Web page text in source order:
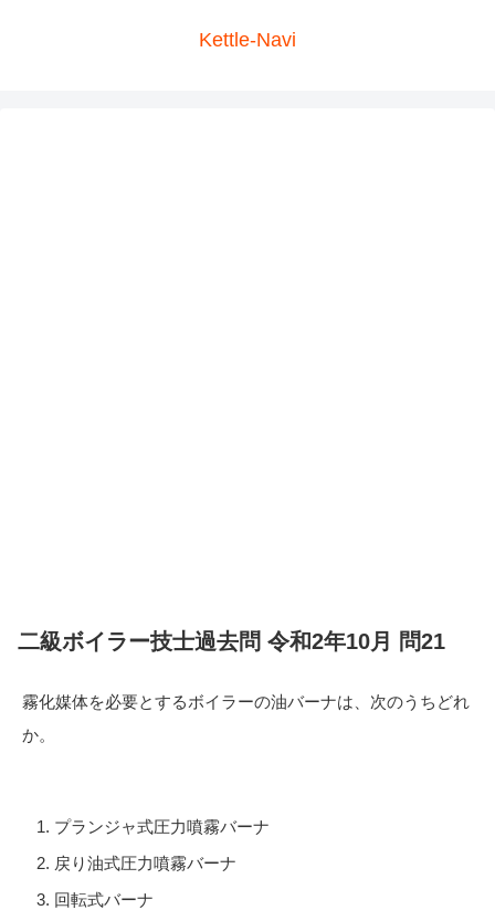
Kettle-Navi
二級ボイラー技士過去問 令和2年10月 問21
霧化媒体を必要とするボイラーの油バーナは、次のうちどれ
か。
プランジャ式圧力噴霧バーナ
戻り油式圧力噴霧バーナ
回転式バーナ